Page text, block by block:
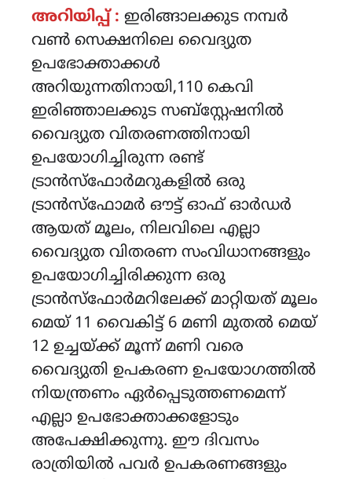
അറിയിപ്പ് : ഇരിങ്ങാലക്കുട നമ്പർ
വൺ സെക്ഷനിലെ വൈദ്യുത
ഉപഭോക്താക്കൾ
അറിയുന്നതിനായി,110 കെവി
ഇരിഞ്ഞാലക്കുട സബ്സ്റ്റേഷനിൽ
വൈദ്യുത വിതരണത്തിനായി
ഉപയോഗിച്ചിരുന്ന രണ്ട്
ട്രാൻസ്ഫോർമറുകളിൽ ഒരു
ട്രാൻസ്ഫോമർ ഔട്ട് ഓഫ് ഓർഡർ
ആയത് മൂലം, നിലവിലെ എല്ലാ
വൈദ്യുത വിതരണ സംവിധാനങ്ങളും
ഉപയോഗിച്ചിരിക്കുന്ന ഒരു
ട്രാൻസ്ഫോർമറിലേക്ക് മാറ്റിയത് മൂലം
മെയ് 11 വൈകിട്ട് 6 മണി മുതൽ മെയ്
12 ഉച്ചയ്ക്ക് മൂന്ന് മണി വരെ
വൈദ്യുതി ഉപകരണ ഉപയോഗത്തിൽ
നിയന്ത്രണം ഏർപ്പെടുത്തണമെന്ന്
എല്ലാ ഉപഭോക്താക്കളോടും
അപേക്ഷിക്കുന്നു. ഈ ദിവസം
രാത്രിയിൽ പവർ ഉപകരണങ്ങളും